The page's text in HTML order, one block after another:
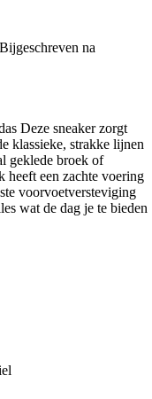
Bijgeschreven na
Deze sneaker zorgt
klassieke, strakke lijnen
geklede broek of
een zachte voering
voorvoetversteviging
wat de dag je te bieden